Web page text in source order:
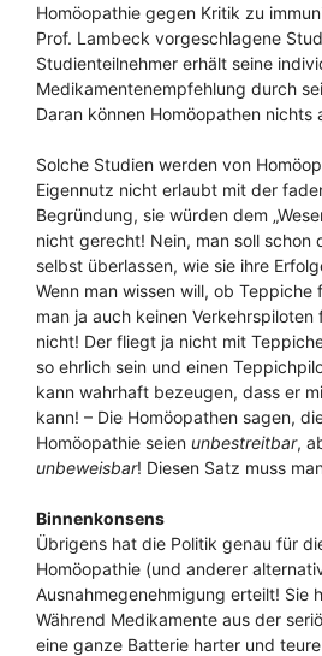
Homöopathie gegen Kritik zu
Prof. Lambeck vorgeschlagene
Studienteilnehmer erhält seine
Medikamentenempfehlung durch
Daran können Homöopathen nichts
Solche Studien werden von
Eigennutz nicht erlaubt mit der
Begründung, sie würden dem
nicht gerecht! Nein, man soll schon
selbst überlassen, wie sie ihre
Wenn man wissen will, ob
man ja auch keinen
nicht! Der fliegt ja nicht mit
so ehrlich sein und einen
kann wahrhaft bezeugen, dass er
kann! – Die Homöopathen sagen,
Homöopathie seien unbestreitbar,
unbeweisbar! Diesen Satz muss
Binnenkonsens
Übrigens hat die Politik genau für
Homöopathie (und anderer
Ausnahmegenehmigung erteilt! Sie
Während Medikamente aus der
eine ganze Batterie harter und